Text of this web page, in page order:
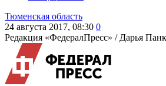
Тюменская область
24 августа 2017, 08:30 0
Редакция «ФедералПресс» / Дарья